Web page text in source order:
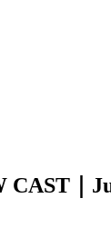
CAST｜